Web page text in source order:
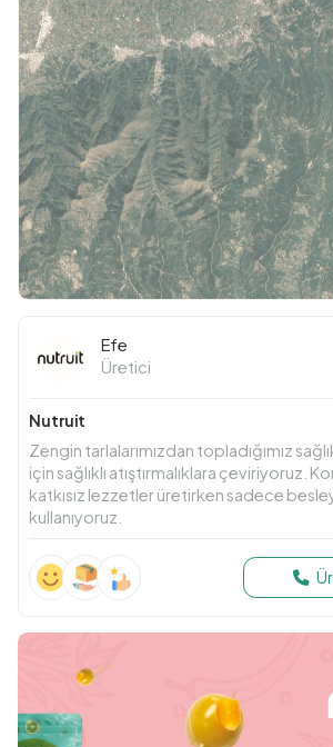
Efe
Üretici
Nutruit
Zengin tarlalarımızdan topladığımız
için sağlıklı atıştırmalıklara çeviriyoruz.
katkısız lezzetler üretirken sadece
kullanıyoruz.